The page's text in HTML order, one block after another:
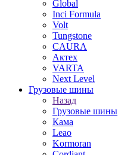
Global
Inci Formula
Volt
Tungstone
CAURA
Актех
VARTA
Next Level
Грузовые шины
Назад
Грузовые шины
Кама
Leao
Kormoran